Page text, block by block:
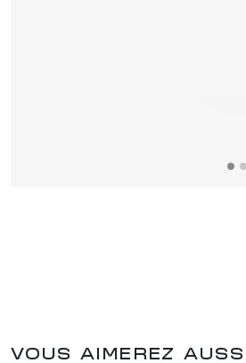
VOUS AIMEREZ AUSSI